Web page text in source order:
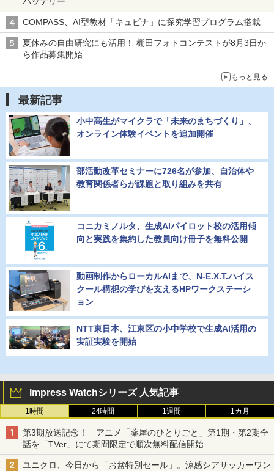
COMPASS、AI型教材「キュビナ」に探究学習プログラム搭載
夏休みの自由研究にも活用！ 棚田フォトコンテストが8月3日か
ら作品募集開始
もっと見る
最新記事
小中高生がマイクラで「未来のまちづくり」、
オンライン体験イベントを追加開催
部活動改革セミナーに726名が参加、自治体や
教育関係者らが課題と取り組みを共有
コニカミノルタ、生成AIパイロット校の活用傾
向と実践を集約した教員向け冊子を無料公開
動画制作からローカルAIまで、N-E.X.T.ハイス
クール構想の学びを支えるHPワークステーシ
ョン
NTT東日本、江東区の小中学校で生成AI活用の
実証実験を開始
Impress Watchシリーズ 人気記事
1時間 24時間 1週間 1カ月
第3期放送記念！ アニメ「薬屋のひとりごと」第1期・第2期全
話を「TVer」にて期間限定で順次無料配信開始
ユニクロ、今日から「お盆特別セール」。涼感シアサッカーワン